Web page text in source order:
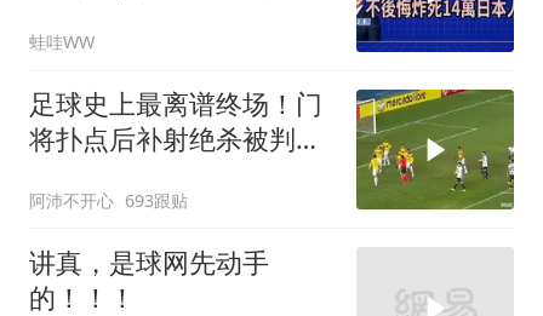
蛙哇WW
足球史上最离谱终场！门
将扑点后补射绝杀被判无
阿沛不开心 693跟贴
讲真，是球网先动手
的！！！